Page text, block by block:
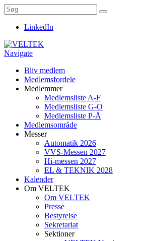
LinkedIn
Navigate
Bliv medlem
Medlemsfordele
Medlemmer
Medlemsliste A-F
Medlemsliste G-O
Medlemsliste P-Å
Medlemsområde
Messer
Automatik 2026
VVS-Messen 2027
Hi-messen 2027
EL & TEKNIK 2028
Kalender
Om VELTEK
Om VELTEK
Presse
Bestyrelse
Sekretariat
Sektioner